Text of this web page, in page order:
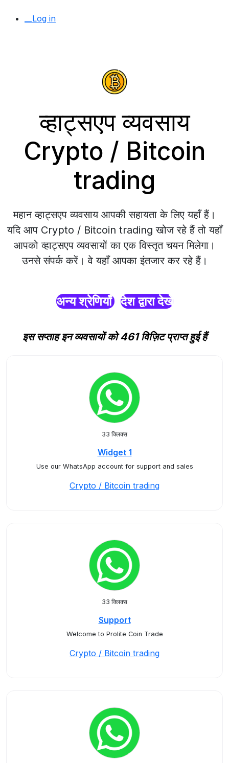
__Log in
व्हाट्सएप व्यवसाय
Crypto / Bitcoin
trading
महान व्हाट्सएप व्यवसाय आपकी सहायता के लिए यहाँ हैं।
यदि आप Crypto / Bitcoin trading खोज रहे हैं तो यहाँ
आपको व्हाट्सएप व्यवसायों का एक विस्तृत चयन मिलेगा।
उनसे संपर्क करें। वे यहाँ आपका इंतजार कर रहे हैं।
अन्य श्रेणियाँ देश द्वारा देखें
इस सप्ताह इन व्यवसायों को 461 विज़िट प्राप्त हुई हैं
33 क्लिक्स
Widget 1
Use our WhatsApp account for support and sales
Crypto / Bitcoin trading
33 क्लिक्स
Support
Welcome to Prolite Coin Trade
Crypto / Bitcoin trading